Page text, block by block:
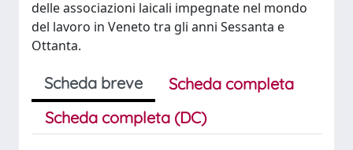
delle associazioni laicali impegnate nel mondo
del lavoro in Veneto tra gli anni Sessanta e
Ottanta.
Scheda breve
Scheda completa
Scheda completa (DC)